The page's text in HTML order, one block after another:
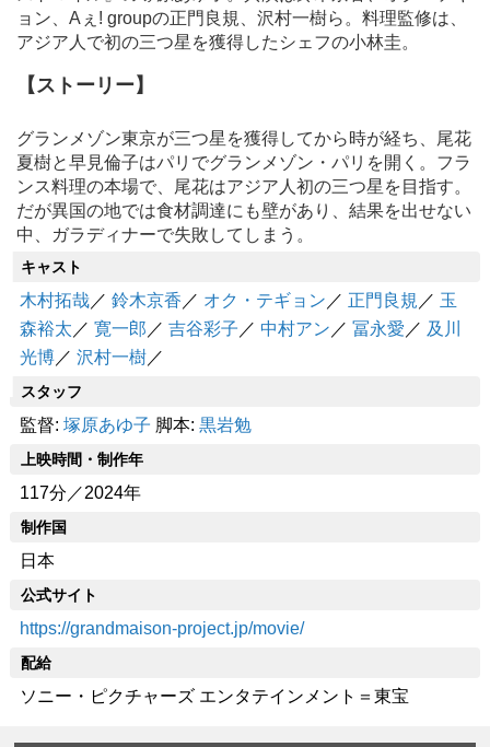
ョン、Aぇ! groupの正門良規、沢村一樹ら。料理監修は、
アジア人で初の三つ星を獲得したシェフの小林圭。
【ストーリー】
グランメゾン東京が三つ星を獲得してから時が経ち、尾花
夏樹と早見倫子はパリでグランメゾン・パリを開く。フラ
ンス料理の本場で、尾花はアジア人初の三つ星を目指す。
だが異国の地では食材調達にも壁があり、結果を出せない
中、ガラディナーで失敗してしまう。
キャスト
木村拓哉／鈴木京香 ／ オク・テギョン ／ 正門良規 ／ 玉
森裕太 ／寛一郎 ／吉谷彩子 ／中村アン ／冨永愛 ／ 及川
光博／沢村一樹／
スタッフ
監督:塚原あゆ子 脚本:黒岩勉
上映時間・制作年
117分／2024年
制作国
日本
公式サイト
https://grandmaison-project.jp/movie/
配給
ソニー・ピクチャーズ エンタテインメント＝東宝